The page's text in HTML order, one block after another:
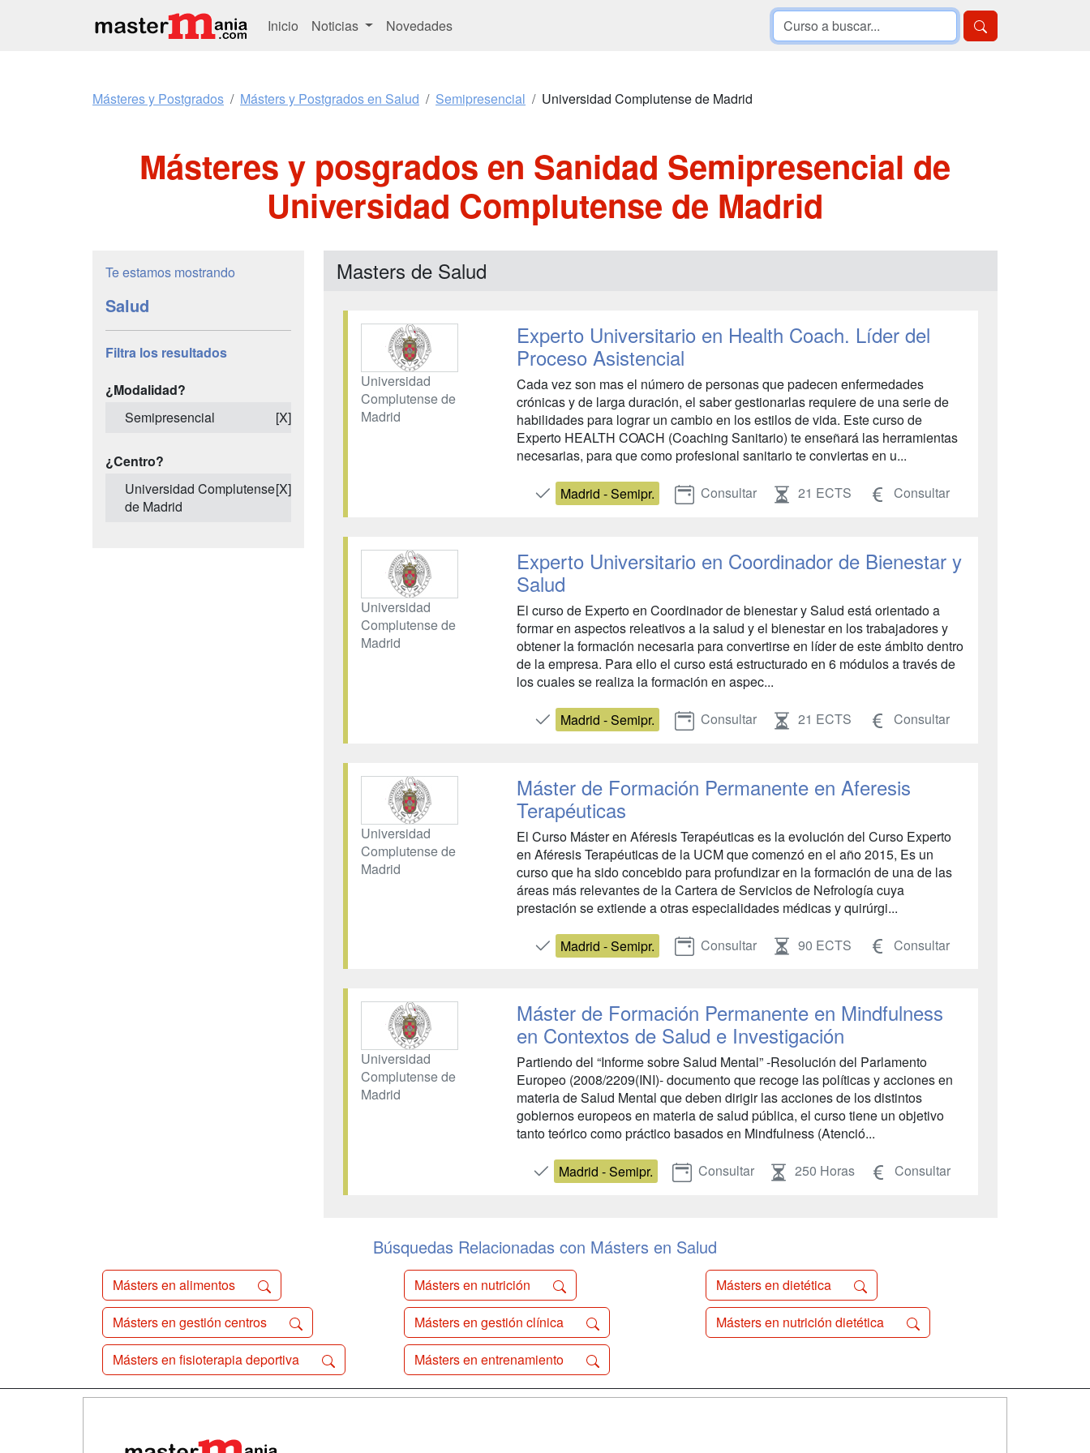
Inicio Noticias Novedades
Másteres y Postgrados Másters y Postgrados en Salud Semipresencial Universidad Complutense de Madrid
Másteres y posgrados en Sanidad Semipresencial de
Universidad Complutense de Madrid
Te estamos mostrando
Salud
Filtra los resultados
¿Modalidad?
Semipresencial
[X]
¿Centro?
Universidad Complutense
de Madrid
[X]
Masters de Salud
Universidad
Complutense de
Madrid
Experto Universitario en Health Coach. Líder del
Proceso Asistencial
Cada vez son mas el número de personas que padecen enfermedades
crónicas y de larga duración, el saber gestionarlas requiere de una serie de
habilidades para lograr un cambio en los estilos de vida. Este curso de
Experto HEALTH COACH (Coaching Sanitario) te enseñará las herramientas
necesarias, para que como profesional sanitario te conviertas en u...
Madrid - Semipr. Consultar 21 ECTS Consultar
Universidad
Complutense de
Madrid
Experto Universitario en Coordinador de Bienestar y
Salud
El curso de Experto en Coordinador de bienestar y Salud está orientado a
formar en aspectos releativos a la salud y el bienestar en los trabajadores y
obtener la formación necesaria para convertirse en líder de este ámbito dentro
de la empresa. Para ello el curso está estructurado en 6 módulos a través de
los cuales se realiza la formación en aspec...
Madrid - Semipr. Consultar 21 ECTS Consultar
Universidad
Complutense de
Madrid
Máster de Formación Permanente en Aferesis
Terapéuticas
El Curso Máster en Aféresis Terapéuticas es la evolución del Curso Experto
en Aféresis Terapéuticas de la UCM que comenzó en el año 2015, Es un
curso que ha sido concebido para profundizar en la formación de una de las
áreas más relevantes de la Cartera de Servicios de Nefrología cuya
prestación se extiende a otras especialidades médicas y quirúrgi...
Madrid - Semipr. Consultar 90 ECTS Consultar
Universidad
Complutense de
Madrid
Máster de Formación Permanente en Mindfulness
en Contextos de Salud e Investigación
Partiendo del “Informe sobre Salud Mental” -Resolución del Parlamento
Europeo (2008/2209(INI)- documento que recoge las políticas y acciones en
materia de Salud Mental que deben dirigir las acciones de los distintos
gobiernos europeos en materia de salud pública, el curso tiene un objetivo
tanto teórico como práctico basados en Mindfulness (Atenció...
Madrid - Semipr. Consultar 250 Horas Consultar
Búsquedas Relacionadas con Másters en Salud
Másters en alimentos Másters en nutrición
Másters en dietética
Másters en gestión centros
Másters en gestión clínica
Másters en nutrición dietética
Másters en fisioterapia deportiva
Másters en entrenamiento